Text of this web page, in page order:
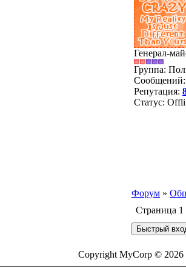
Генерал-
Группа:
Сообщений:
Репутация:
Статус:
Форум »
Страница 1
Copyright MyCorp © 2026